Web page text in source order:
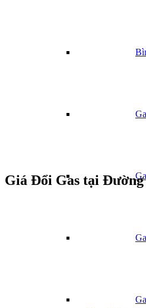
Giá Đổi Gas tại Đường